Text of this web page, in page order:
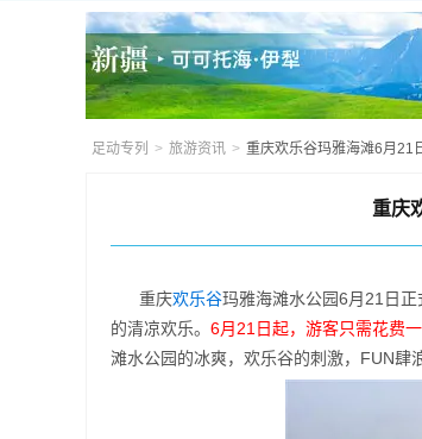
足动专列 > 旅游资讯 > 重庆欢乐谷玛雅海滩6月21
重庆
重庆欢乐谷玛雅海滩水公园6月21日
的清凉欢乐。 6月21日起，游客只需花费
滩水公园的冰爽，欢乐谷的刺激，FUN肆